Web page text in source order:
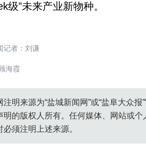
级”未来产业新物种。
记者：刘谦
海霞
明来源为“盐城新闻网”或“盐阜大众
明的版权人所有。任何媒体、网站或
须注明上述来源。